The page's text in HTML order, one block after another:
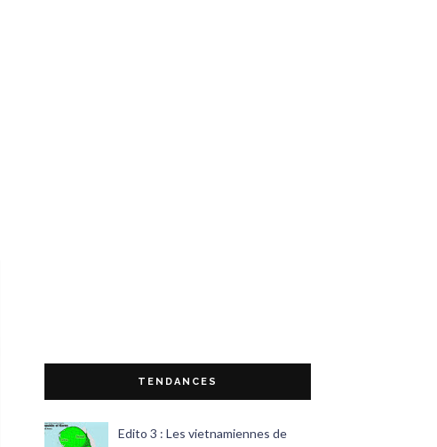
TENDANCES
Edito 3 : Les vietnamiennes de